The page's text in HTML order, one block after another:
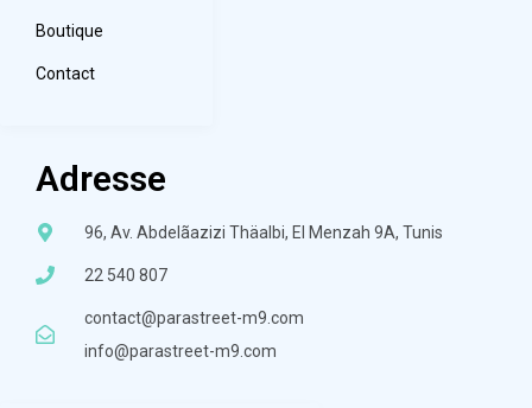
Boutique
Contact
Adresse
96, Av. Abdelãazizi Thäalbi, El Menzah 9A, Tunis
22 540 807
contact@parastreet-m9.com
info@parastreet-m9.com